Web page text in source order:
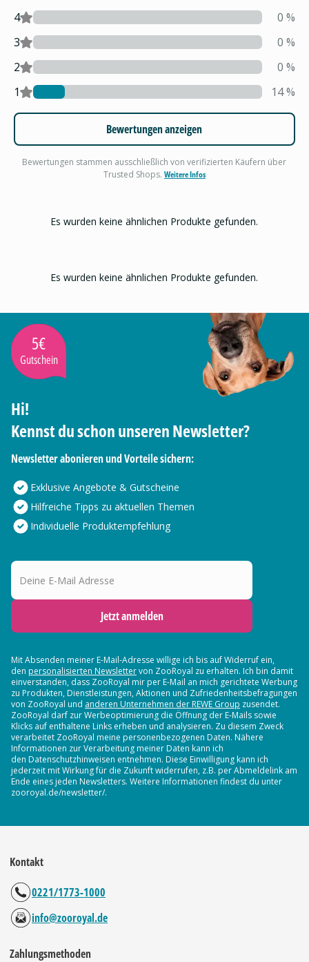
4 0 %
3
0 %
2
0 %
1
14%
Bewertungen anzeigen
Bewertungen stammen ausschließlich von verifizierten Käufern über
Trusted Shops. Weitere Infos
Es wurden keine ähnlichen Produkte gefunden.
Es wurden keine ähnlichen Produkte gefunden.
5€
Gutschein
Hi!
Kennst du schon unseren Newsletter?
Newsletter abonieren und Vorteile sichern:
Exklusive Angebote & Gutscheine
Hilfreiche Tipps zu aktuellen Themen
Individuelle Produktempfehlung
Deine E-Mail Adresse
Jetzt anmelden
Mit Absenden meiner E-Mail-Adresse willige ich bis auf Widerruf ein,
den personalisierten Newslettervon ZooRoyal zu erhalten. Ich bin damit
einverstanden, dass ZooRoyal mir per E-Mail an mich gerichtete Werbung
zu Produkten, Dienstleistungen, Aktionen und Zufriedenheitsbefragungen
von ZooRoyal und anderen Unternehmen der REWE Group zusendet.
ZooRoyal darf zur Werbeoptimierung die Öffnung der E-Mails sowie
Klicks auf enthaltene Links erheben und analysieren. Zu diesem Zweck
verarbeitet ZooRoyal meine personenbezogenen Daten. Nähere
Informationen zur Verarbeitung meiner Daten kann ich
den Datenschutzhinweisen entnehmen. Diese Einwilligung kann ich
jederzeit mit Wirkung für die Zukunft widerrufen, z.B. per Abmeldelink am
Ende eines jeden Newsletters. Weitere Informationen findest du unter
zooroyal.de/newsletter/.
Kontakt
0221/1773-1000
info@zooroyal.de
Zahlungsmethoden